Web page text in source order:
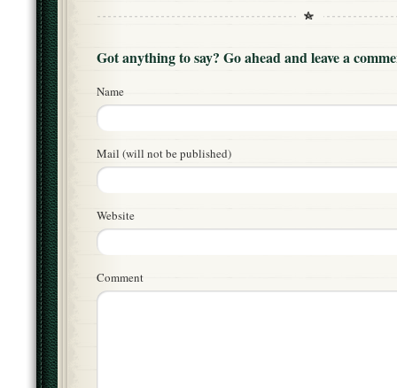
Got anything to say? Go ahead and leave a
Name
Mail (will not be published)
Website
Comment